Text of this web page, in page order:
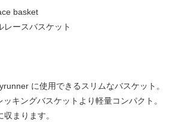
basket
ースバスケット
に使用できるスリムなバスケット。
キングバスケットより軽量コンパクト。
まります。